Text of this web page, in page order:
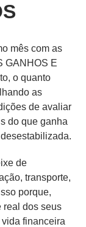
mês com as
GANHOS E
o quanto
as
de avaliar
do que ganha
de
transporte,
porque,
real dos seus
financeira